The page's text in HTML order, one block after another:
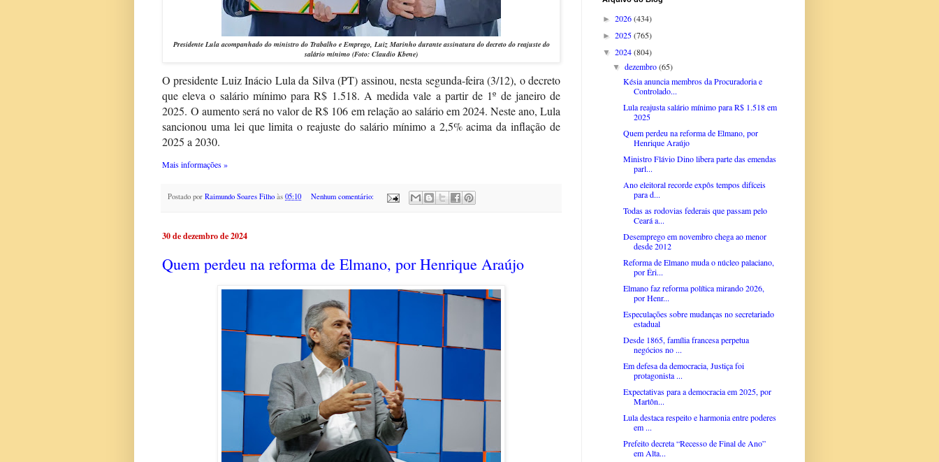
Presidente Lula acompanhado do ministro do Trabalho e Emprego, Luiz Marinho durante assinatura do decreto do reajuste do
salário mínimo (Foto: Claudio Kbene)
O presidente Luiz Inácio Lula da Silva (PT) assinou, nesta segunda-feira (3/12), o decreto
que eleva o salário mínimo para R$ 1.518. A medida vale a partir de 1º de janeiro de
2025.O aumento será no valor de R$ 106 em relação ao salário em 2024. Neste ano, Lula
sancionou uma lei que limita o reajuste do salário mínimo a 2,5% acima da inflação de
2025 a 2030.
Mais informações »
Postado por Raimundo Soares Filho às 05:10 Nenhum comentário:
30 de dezembro de 2024
Quem perdeu na reforma de Elmano, por Henrique Araújo
► 2026(434)
► 2025(765)
▼ 2024(804)
▼dezembro(65)
Késia anuncia membros da Procuradoria e
Controlado...
Lula reajusta salário mínimo para R$ 1.518 em
2025
Quem perdeu na reforma de Elmano, por
Henrique Araújo
Ministro Flávio Dino libera parte das emendas
parl...
Ano eleitoral recorde expôs tempos difíceis
para d...
Todas as rodovias federais que passam pelo
Ceará a...
Desemprego em novembro chega ao menor
desde 2012
Reforma de Elmano muda o núcleo palaciano,
por Éri...
Elmano faz reforma política mirando 2026,
por Henr...
Especulações sobre mudanças no secretariado
estadual
Desde 1865, família francesa perpetua
negócios no ...
Em defesa da democracia, Justiça foi
protagonista ...
Expectativas para a democracia em 2025, por
Martôn...
Lula destaca respeito e harmonia entre poderes
em ...
Prefeito decreta “Recesso de Final de Ano”
em Alta...